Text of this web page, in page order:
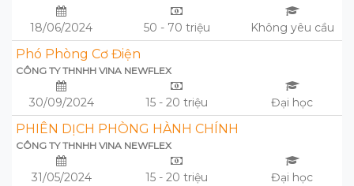
18/06/2024 50 - 70 triệu Không yêu cầu
Phó Phòng Cơ Điện
CÔNG TY THNHH VINA NEWFLEX
30/09/2024 15 - 20 triệu Đại học
PHIÊN DỊCH PHÒNG HÀNH CHÍNH
CÔNG TY THNHH VINA NEWFLEX
31/05/2024 15 - 20 triệu Đại học